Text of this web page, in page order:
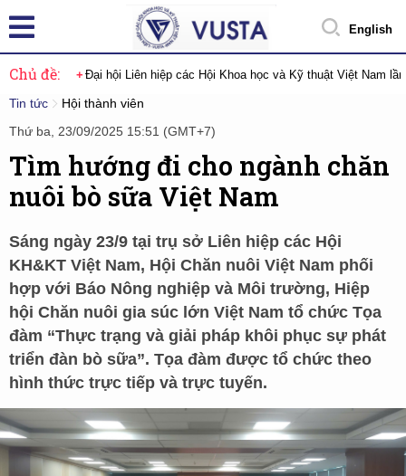
English
Chủ đề: Đại hội Liên hiệp các Hội Khoa học và Kỹ thuật Việt Nam
Tin tức
Hội thành viên
Thứ ba, 23/09/2025 15:51 (GMT+7)
Tìm hướng đi cho ngành chăn
nuôi bò sữa Việt Nam
Sáng ngày 23/9 tại trụ sở Liên hiệp các Hội
KH&KT Việt Nam, Hội Chăn nuôi Việt Nam phối
hợp với Báo Nông nghiệp và Môi trường, Hiệp
hội Chăn nuôi gia súc lớn Việt Nam tổ chức Tọa
đàm “Thực trạng và giải pháp khôi phục sự phát
triển đàn bò sữa”. Tọa đàm được tổ chức theo
hình thức trực tiếp và trực tuyến.